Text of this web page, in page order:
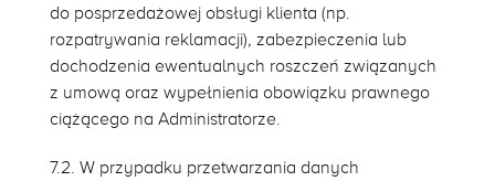
do posprzedażowej obsługi klienta (np.
rozpatrywania reklamacji), zabezpieczenia lub
dochodzenia ewentualnych roszczeń związanych
z umową oraz wypełnienia obowiązku prawnego
ciążącego na Administratorze.
7.2. W przypadku przetwarzania danych